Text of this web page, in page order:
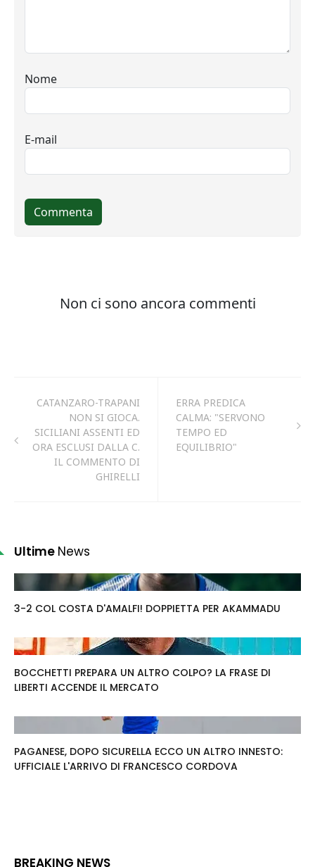
CATANZARO-TRAPANI
NON SI GIOCA.
SICILIANI ASSENTI ED
ORA ESCLUSI DALLA C.
IL COMMENTO DI
GHIRELLI
ERRA PREDICA
CALMA: "SERVONO
TEMPO ED
EQUILIBRIO"
Ultime News
3-2 COL COSTA D'AMALFI! DOPPIETTA PER AKAMMADU
BOCCHETTI PREPARA UN ALTRO COLPO? LA FRASE DI
LIBERTI ACCENDE IL MERCATO
PAGANESE, DOPO SICURELLA ECCO UN ALTRO INNESTO:
UFFICIALE L'ARRIVO DI FRANCESCO CORDOVA
BREAKING NEWS